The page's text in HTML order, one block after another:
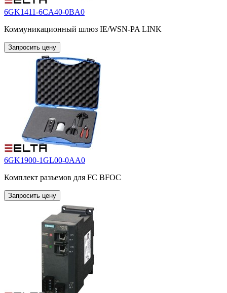
6GK1411-6CA40-0BA0
Коммуникационный шлюз IE/WSN-PA LINK
Запросить цену
6GK1900-1GL00-0AA0
Комплект разъемов для FC BFOC
Запросить цену